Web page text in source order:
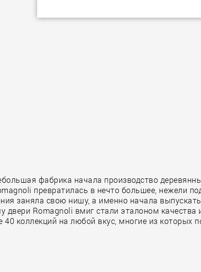
фабрика начала производство
превратилась в нечто большее, нежели
заняла свою нишу, а именно начала
двери Romagnoli вмиг стали эталоном
коллекций на любой вкус, многие из которых